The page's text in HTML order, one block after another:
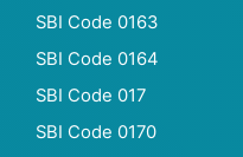
SBI Code 0163
SBI Code 0164
SBI Code 017
SBI Code 0170